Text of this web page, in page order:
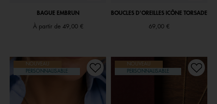
BAGUE EMBRUN
À partir de 49,00 €
BOUCLES D'OREILLES ICÔNE TORSADE
69,00 €
NOUVEAU
PERSONNALISABLE
NOUVEAU
PERSONNALISABLE